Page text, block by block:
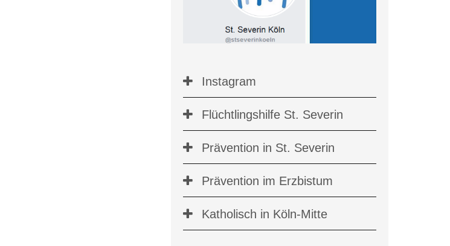
Instagram
Flüchtlingshilfe St. Severin
Prävention in St. Severin
Prävention im Erzbistum
Katholisch in Köln-Mitte